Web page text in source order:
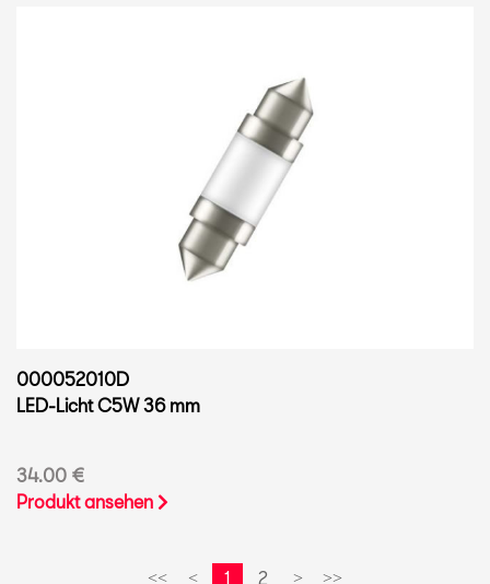
000052010D
LED-Licht C5W 36 mm
34.00 €
Produkt ansehen
<< < 1 2 > >>